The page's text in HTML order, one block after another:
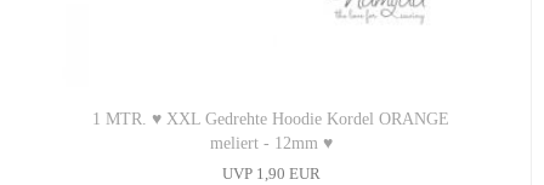
1 MTR. ♥ XXL Gedrehte Hoodie Kordel ORANGE
meliert - 12mm ♥
UVP 1,90 EUR